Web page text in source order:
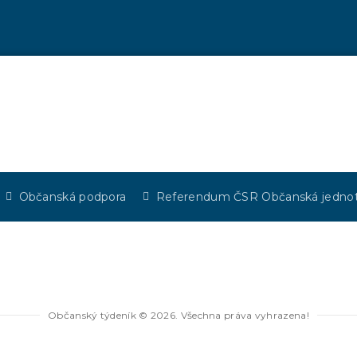
Občanská podpora Referendum ČSR Občanská
Občanský týdeník © 2026. Všechna práva vyhrazena!